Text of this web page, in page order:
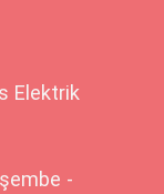
Elektrik
-